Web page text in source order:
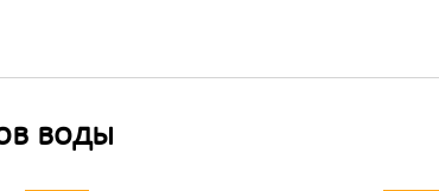
воды